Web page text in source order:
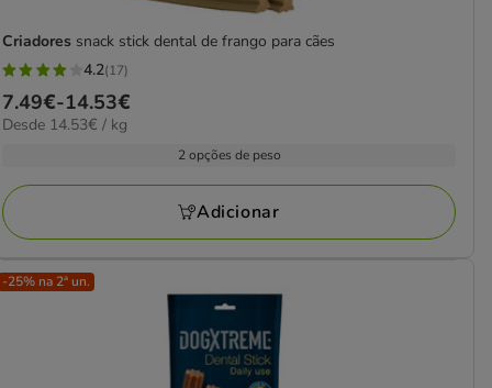
Criadores snack stick dental de frango para cães
4.2
estrelas
com
avaliações
4.2(17)
Preço
de
14.53€
7.49€-14.53€
14.53€
Desde 14.53€ / kg
2 opções de peso
Adicionar
-25% na 2ª un.